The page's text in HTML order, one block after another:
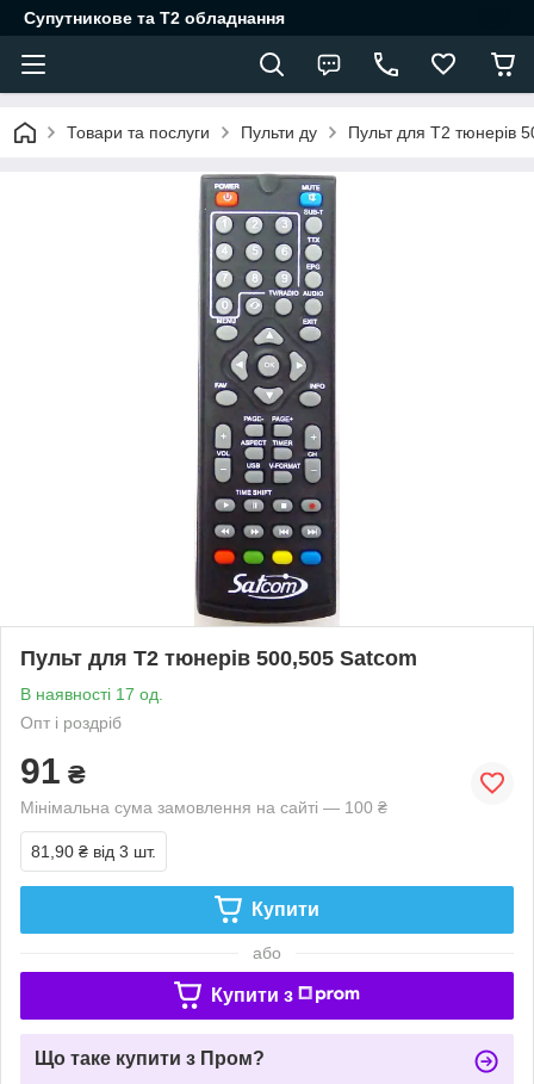
Супутникове та Т2 обладнання
Товари та послуги Пульти ду Пульт для Т2 тюнерів
Пульт для Т2 тюнерів 500,505 Satcom
В наявності 17 од.
Опт і роздріб
91 ₴
Мінімальна сума замовлення на сайті — 100 ₴
81,90 ₴ від 3 шт.
Купити
або
Купити з
Що таке купити з Пром?